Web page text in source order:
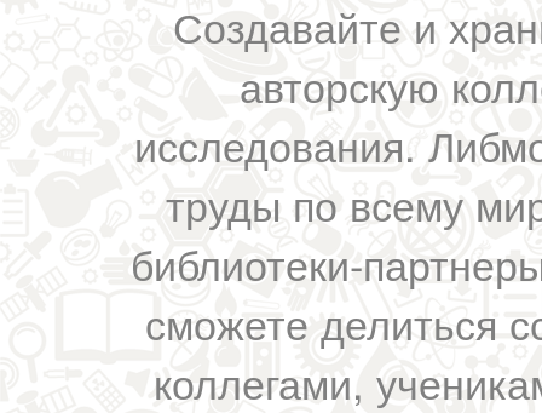
Создавайте и
авторскую
исследования.
труды по всему
библиотеки-
сможете делиться
коллегами,